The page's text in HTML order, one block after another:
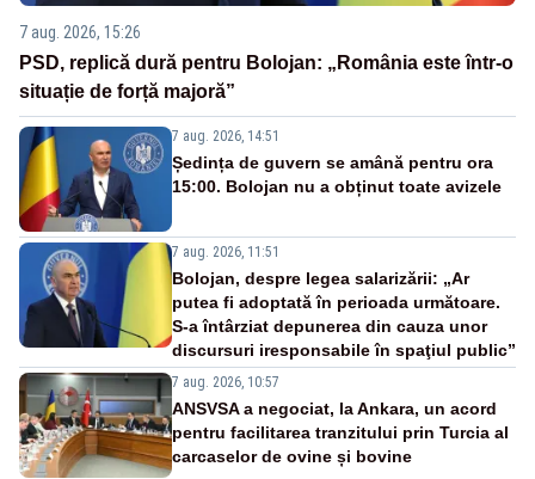
7 aug. 2026, 15:26
PSD, replică dură pentru Bolojan: „România este într-o
situație de forță majoră”
7 aug. 2026, 14:51
Ședința de guvern se amână pentru ora
15:00. Bolojan nu a obținut toate avizele
7 aug. 2026, 11:51
Bolojan, despre legea salarizării: „Ar
putea fi adoptată în perioada următoare.
S-a întârziat depunerea din cauza unor
discursuri iresponsabile în spaţiul public”
7 aug. 2026, 10:57
ANSVSA a negociat, la Ankara, un acord
pentru facilitarea tranzitului prin Turcia al
carcaselor de ovine și bovine